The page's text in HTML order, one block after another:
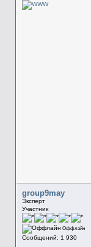
group9may
Эксперт
Участник
Оффлайн
Сообщений: 1 930